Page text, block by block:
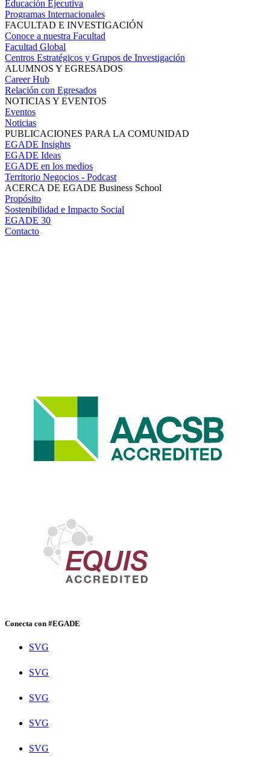
Educación Ejecutiva
Programas Internacionales
FACULTAD E INVESTIGACIÓN
Conoce a nuestra Facultad
Facultad Global
Centros Estratégicos y Grupos de Investigación
ALUMNOS Y EGRESADOS
Career Hub
Relación con Egresados
NOTICIAS Y EVENTOS
Eventos
Noticias
PUBLICACIONES PARA LA COMUNIDAD
EGADE Insights
EGADE Ideas
EGADE en los medios
Territorio Negocios - Podcast
ACERCA DE EGADE Business School
Propósito
Sostenibilidad e Impacto Social
EGADE 30
Contacto
Conecta con #EGADE
SVG
SVG
SVG
SVG
SVG